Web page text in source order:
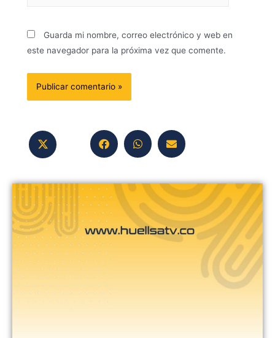
Guarda mi nombre, correo electrónico y web en
este navegador para la próxima vez que comente.